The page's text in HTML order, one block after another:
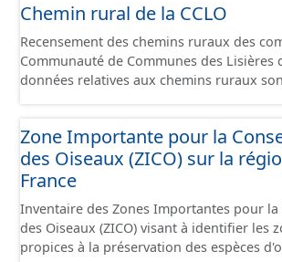
Chemin rural de la CCLO
Recensement des chemins ruraux des
Communauté de Communes des Lisières
données relatives aux chemins ruraux
générales du chemin (longueur, largeur,
les informations générales du chemin et
relevées sur le terrain. - Éléments : les
etc.). - Observations : les observations
chemins concernant la fauche, l'élagage,
- Plantations : proposition de plantation
Zone Importante pour la
des Oiseaux (ZICO) sur la
France
Inventaire des Zones Importantes pour la
des Oiseaux (ZICO) visant à identifier les
propices à la préservation des espèces